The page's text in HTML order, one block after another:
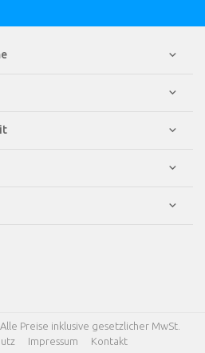
Preise inklusive gesetzlicher MwSt.
Impressum Kontakt